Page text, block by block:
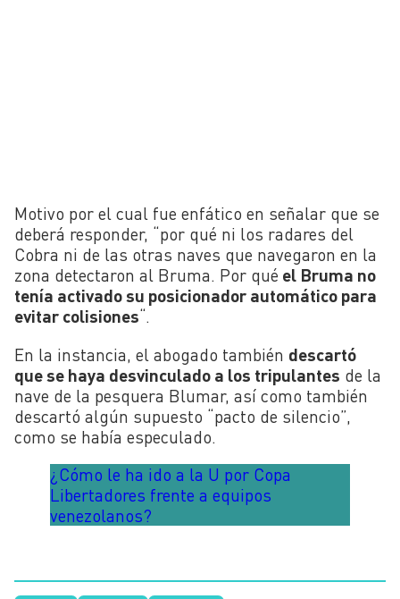
Motivo por el cual fue enfático en señalar que se
deberá responder, “por qué ni los radares del
Cobra ni de las otras naves que navegaron en la
zona detectaron al Bruma. Por qué el Bruma no
tenía activado su posicionador automático para
evitar colisiones“.
En la instancia, el abogado también descartó
que se haya desvinculado a los tripulantes de la
nave de la pesquera Blumar, así como también
descartó algún supuesto “pacto de silencio”,
como se había especulado.
¿Cómo le ha ido a la U por Copa
Libertadores frente a equipos
venezolanos?